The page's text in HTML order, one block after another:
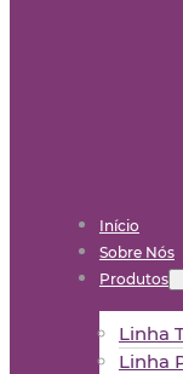
Início
Sobre Nós
Produtos
Linha
Linha